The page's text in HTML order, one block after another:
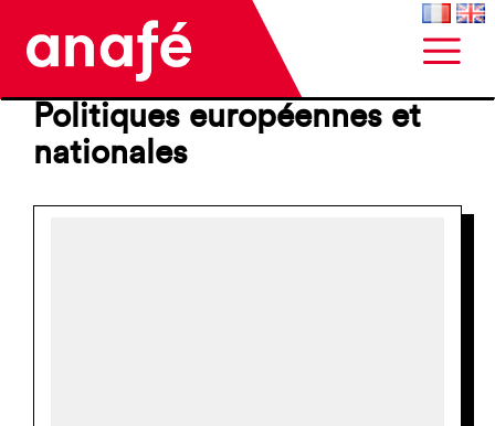
Politiques européennes et
nationales